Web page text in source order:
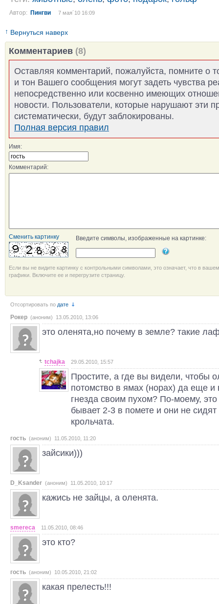
Автор: Пингви 7 мая´10 16:09
↑ Вернуться наверх
Комментариев (8)
Оставляя комментарий, пожалуйста, помните о
и тон Вашего сообщения могут задеть чувства
непосредственно или косвенно имеющих
новости. Пользователи, которые нарушают эти
систематически, будут заблокированы.
Полная версия правил
Имя:
Комментарий:
Сменить картинку Введите символы, изображенные на картинке:
Если вы не видите картинку с контрольными символами, это означает, что в
графики. Включите ее и перегрузите страницу.
Отсортировать по дате
Рокер (аноним) 13.05.2010, 13:06
это оленята,но почему в земле? такие
tchajka 29.05.2010, 15:57
Простите, а где вы видели, чтобы
потомство в ямах (норах) да еще и
гнезда своим пухом? По-моему,
бывает 2-3 в помете и они не сидят
крольчата.
гость (аноним) 11.05.2010, 11:20
зайсики)))
D_Ksander (аноним) 11.05.2010, 10:17
кажись не зайцы, а оленята.
smereca 11.05.2010, 08:46
это кто?
гость (аноним) 10.05.2010, 21:02
какая прелесть!!!